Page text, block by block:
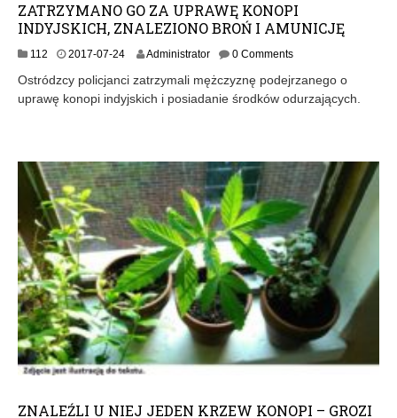
ZATRZYMANO GO ZA UPRAWĘ KONOPI
INDYJSKICH, ZNALEZIONO BROŃ I AMUNICJĘ
112 2017-07-242
1
7
-
2
4
Administrator 0 Comments
Ostródzcy policjanci zatrzymali mężczyznę podejrzanego o
uprawę konopi indyjskich i posiadanie środków odurzających.
ZNALEŹLI U NIEJ JEDEN KRZEW KONOPI – GROZI